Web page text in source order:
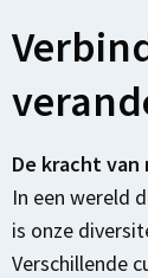
De kracht
In een wereld
is onze
Verschillende